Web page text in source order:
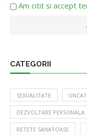
Am citit si accept
CATEGORII
SEXUALITATE
DEZVOLTARE PERSONALA
RETETE SANATOASE